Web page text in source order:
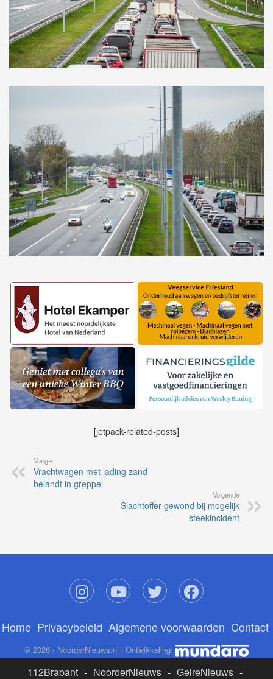
[jetpack-related-posts]
Vorige
Vrachtwagen met lading zand
belandt in greppel
Volgende
Slachtoffer gewond bij mogelijk
steekincident
Home Privacybeleid Algemene voorwaarden Contact
© 2026 - NoorderNieuws.nl | Ontwikkeling:
112Brabant - NoorderNieuws - GelreNieuws -